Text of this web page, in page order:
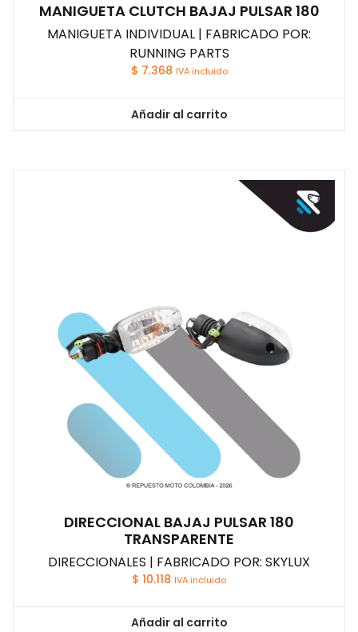
MANIGUETA CLUTCH BAJAJ PULSAR 180
MANIGUETA INDIVIDUAL | FABRICADO POR:
RUNNING PARTS
$ 7.368 IVA incluido
Añadir al carrito
DIRECCIONAL BAJAJ PULSAR 180
TRANSPARENTE
DIRECCIONALES | FABRICADO POR: SKYLUX
$ 10.118 IVA incluido
Añadir al carrito